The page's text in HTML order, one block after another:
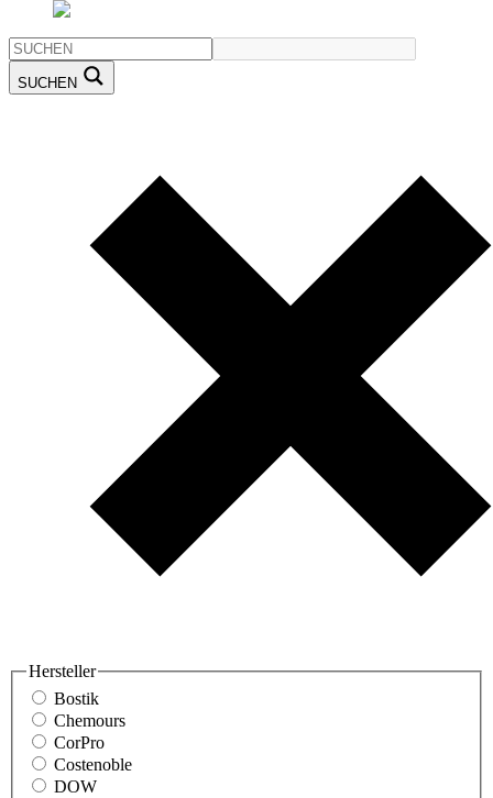
SUCHEN
Hersteller
Bostik
Chemours
CorPro
Costenoble
DOW